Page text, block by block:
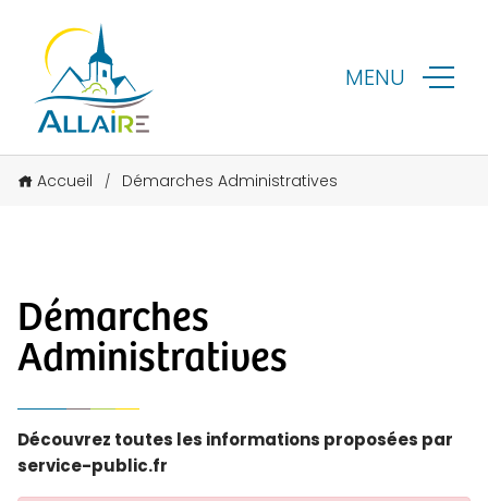
MENU
Accueil / Démarches Administratives
Démarches
Administratives
Découvrez toutes les informations proposées par
service-public.fr